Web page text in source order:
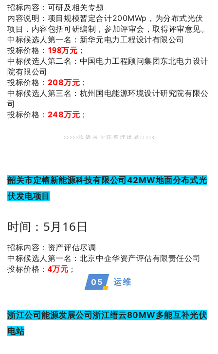
招标内容：可研及相关专题
内容说明：项目规模暂定合计200MWp，为分布式光伏
项目，内容包括可研编制，参加评审会，取得评审意见。
中标候选人第一名 ：新华元电力工程设计有限公司
投标价格： 198万元 ；
中标候选人第二名 ：中国电力工程顾问集团东北电力设计
院有限公司
投标价格： 208万元 ；
中标候选人第三名 ：杭州国电能源环境设计研究院有限公
司
投标价格： 248万元 ；
>>>>>坎 德 拉 学 院 整 理 出 品<<<<<
韶关市定榕新能源科技有限公司42MW地面分布式光
伏发电项目
时间：5月16日
招标内容：资产评估尽调
中标候选人第一名 ：北京中企华资产评估有限责任公司
投标价格： 4万元 ；
05 运维
浙江公司能源发展公司浙江缙云80MW多能互补光伏
电站